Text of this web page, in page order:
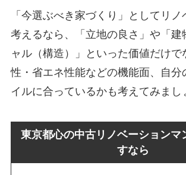
「今選ぶべき家づくり」としてリノ
考えるなら、「立地の良さ」や「建
ャル（構造）」といった価値だけで
性・省エネ性能などの機能面、自分
イルに合っているかも考えてみまし
東京都心の中古リノベーションマ
すなら